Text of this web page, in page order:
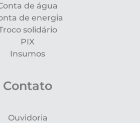
de água
de energia
solidário
PIX
Insumos
Contato
Ouvidoria